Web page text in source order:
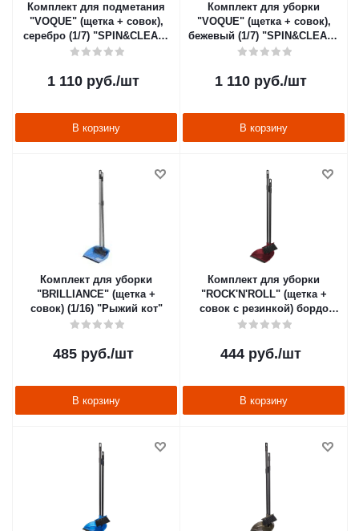
Комплект для подметания
"VOQUE" (щетка + совок),
серебро (1/7) "SPIN&CLEAN"
SV3135сб
1 110 руб./шт
В корзину
Комплект для уборки
"VOQUE" (щетка + совок),
бежевый (1/7) "SPIN&CLEAN"
SV3135бж
1 110 руб./шт
В корзину
Комплект для уборки
"BRILLIANCE" (щетка +
совок) (1/16) "Рыжий кот"
485 руб./шт
В корзину
Комплект для уборки
"ROCK'N'ROLL" (щетка +
совок с резинкой) бордо
(1/15) "SPIN&CLEAN"
444 руб./шт
В корзину